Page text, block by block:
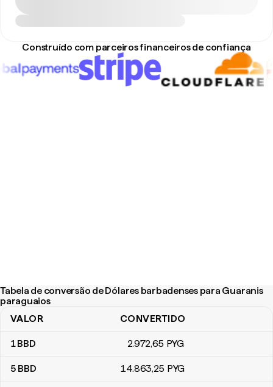
Construído com parceiros financeiros de confiança
Tabela de conversão de Dólares barbadenses para Guaranis
paraguaios
Tabela de conversão de Dólares barbadenses para Guaranis
VALOR CONVERTIDO
1BBD 2.972,65 PYG
5 BBD 14.863,25 PYG